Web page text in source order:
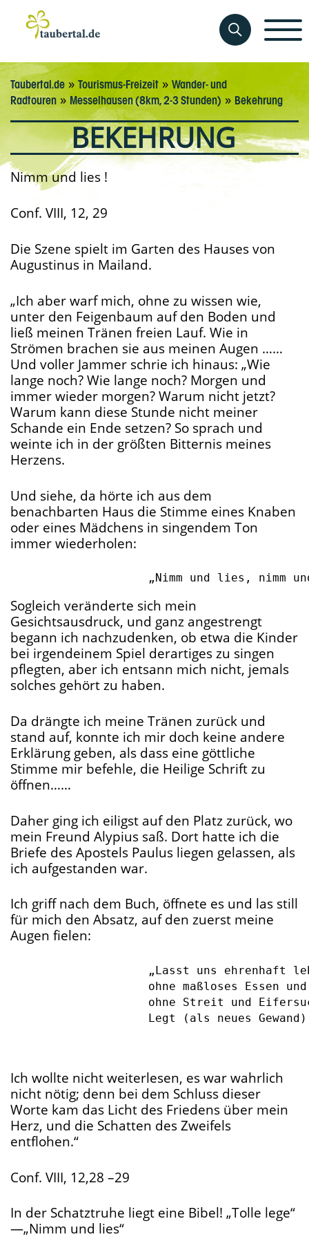
Taubertal.de »Tourismus-Freizeit » Wander- und
Radtouren»Messelhausen (8km, 2-3 Stunden)» Bekehrung
BEKEHRUNG
Nimm und lies !
Conf. VIII, 12, 29
Die Szene spielt im Garten des Hauses von
Augustinus in Mailand.
„Ich aber warf mich, ohne zu wissen wie,
unter den Feigenbaum auf den Boden und
ließ meinen Tränen freien Lauf. Wie in
Strömen brachen sie aus meinen Augen ……
Und voller Jammer schrie ich hinaus: „Wie
lange noch? Wie lange noch? Morgen und
immer wieder morgen? Warum nicht jetzt?
Warum kann diese Stunde nicht meiner
Schande ein Ende setzen? So sprach und
weinte ich in der größten Bitternis meines
Herzens.
Und siehe, da hörte ich aus dem
benachbarten Haus die Stimme eines Knaben
oder eines Mädchens in singendem Ton
immer wiederholen:
Sogleich veränderte sich mein
Gesichtsausdruck, und ganz angestrengt
begann ich nachzudenken, ob etwa die Kinder
bei irgendeinem Spiel derartiges zu singen
pflegten, aber ich entsann mich nicht, jemals
solches gehört zu haben.
Da drängte ich meine Tränen zurück und
stand auf, konnte ich mir doch keine andere
Erklärung geben, als dass eine göttliche
Stimme mir befehle, die Heilige Schrift zu
öffnen……
Daher ging ich eiligst auf den Platz zurück, wo
mein Freund Alypius saß. Dort hatte ich die
Briefe des Apostels Paulus liegen gelassen, als
ich aufgestanden war.
Ich griff nach dem Buch, öffnete es und las still
für mich den Absatz, auf den zuerst meine
Augen fielen:
„Lasst uns ehrenhaft
ohne maßloses Essen
ohne Streit und
Legt (als neues
Ich wollte nicht weiterlesen, es war wahrlich
nicht nötig; denn bei dem Schluss dieser
Worte kam das Licht des Friedens über mein
Herz, und die Schatten des Zweifels
entflohen.“
Conf. VIII, 12,28 –29
In der Schatztruhe liegt eine Bibel! „Tolle lege“
—„Nimm und lies“